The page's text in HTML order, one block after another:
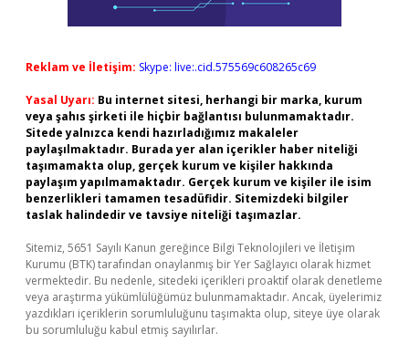
Reklam ve İletişim: Skype: live:.cid.575569c608265c69
Yasal Uyarı: Bu internet sitesi, herhangi bir marka, kurum
veya şahıs şirketi ile hiçbir bağlantısı bulunmamaktadır.
Sitede yalnızca kendi hazırladığımız makaleler
paylaşılmaktadır. Burada yer alan içerikler haber niteliği
taşımamakta olup, gerçek kurum ve kişiler hakkında
paylaşım yapılmamaktadır. Gerçek kurum ve kişiler ile isim
benzerlikleri tamamen tesadüfidir. Sitemizdeki bilgiler
taslak halindedir ve tavsiye niteliği taşımazlar.
Sitemiz, 5651 Sayılı Kanun gereğince Bilgi Teknolojileri ve İletişim
Kurumu (BTK) tarafından onaylanmış bir Yer Sağlayıcı olarak hizmet
vermektedir. Bu nedenle, sitedeki içerikleri proaktif olarak denetleme
veya araştırma yükümlülüğümüz bulunmamaktadır. Ancak, üyelerimiz
yazdıkları içeriklerin sorumluluğunu taşımakta olup, siteye üye olarak
bu sorumluluğu kabul etmiş sayılırlar.